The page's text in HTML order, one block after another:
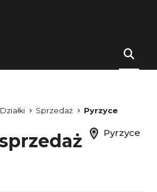
Działki Sprzedaż Pyrzyce
Pyrzyce